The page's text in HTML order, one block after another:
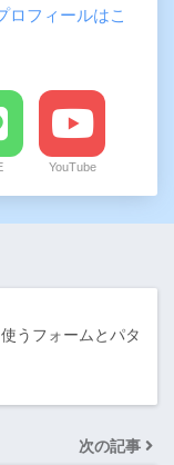
ロフィールはこ
YouTube
うフォームとパタ
次の記事